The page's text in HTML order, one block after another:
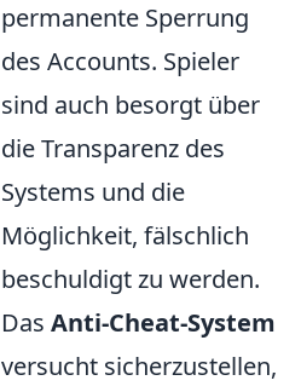
permanente Sperrung
des Accounts. Spieler
sind auch besorgt über
die Transparenz des
Systems und die
Möglichkeit, fälschlich
beschuldigt zu werden.
Das Anti-Cheat-System
versucht sicherzustellen,